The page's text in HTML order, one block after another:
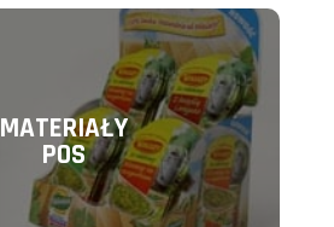
MATERIAŁY
POS